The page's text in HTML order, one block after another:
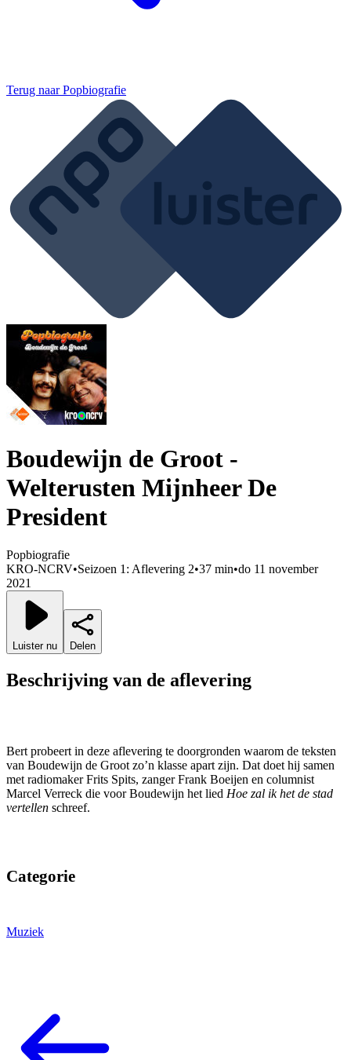
Terug naarPopbiografie
Boudewijn de Groot -
Welterusten Mijnheer De
President
Popbiografie
KRO-NCRV•Seizoen 1: Aflevering 2•37 min•do 11 november
2021
Luister nu Delen
Beschrijving van de aflevering
Bert probeert in deze aflevering te doorgronden waarom de teksten
van Boudewijn de Groot zo’n klasse apart zijn. Dat doet hij samen
met radiomaker Frits Spits, zanger Frank Boeijen en columnist
Marcel Verreck die voor Boudewijn het lied Hoe zal ik het de stad
vertellen schreef.
Categorie
Muziek